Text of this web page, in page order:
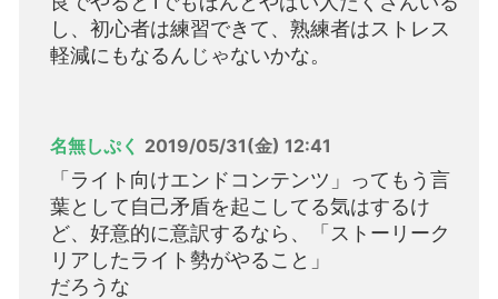
し、初心者は練習できて、熟練者はストレス
軽減にもなるんじゃないかな。
名無しぷく 2019/05/31(金) 12:41
「ライト向けエンドコンテンツ」ってもう言
葉として自己矛盾を起こしてる気はするけ
ど、好意的に意訳するなら、「ストーリーク
リアしたライト勢がやること」
だろうな